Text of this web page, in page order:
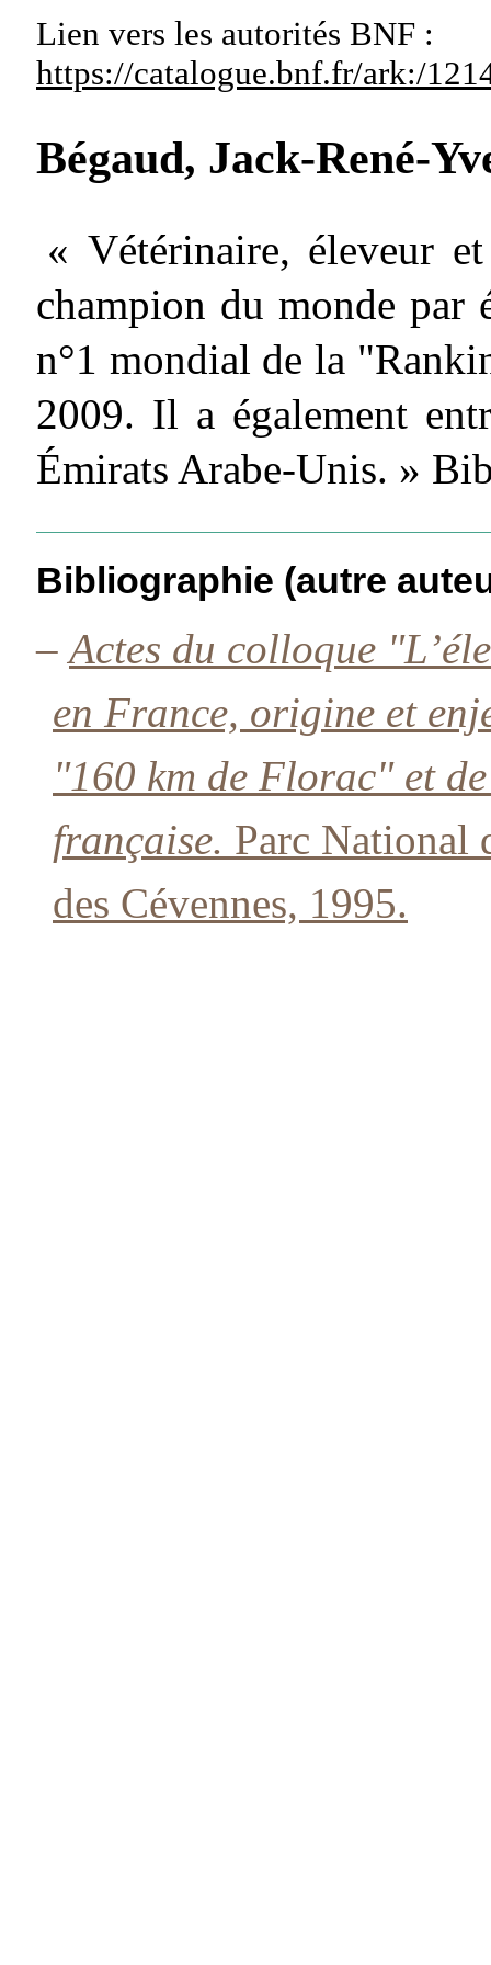
Lien vers les autorités BNF :
https://catalogue.bnf.fr/ark:/
Bégaud, Jack-René-
« Vétérinaire, éleveur
champion du monde par
n°1 mondial de la
2009. Il a également
Émirats Arabe-Unis. »
Bibliographie (autre
–Actes du colloque
en France, origine et
"160 km de Florac" et
française. Parc National
des Cévennes, 1995.